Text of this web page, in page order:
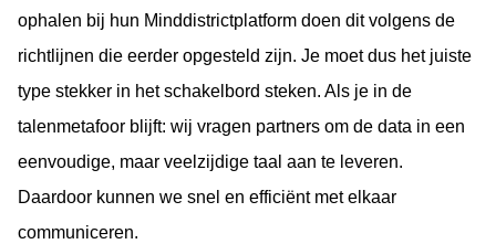
ophalen bij hun Minddistrictplatform doen dit volgens de
richtlijnen die eerder opgesteld zijn. Je moet dus het juiste
type stekker in het schakelbord steken. Als je in de
talenmetafoor blijft: wij vragen partners om de data in een
eenvoudige, maar veelzijdige taal aan te leveren.
Daardoor kunnen we snel en efficiënt met elkaar
communiceren.